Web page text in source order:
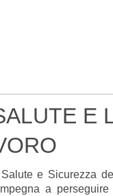
E
e Sicurezza
a perseguire